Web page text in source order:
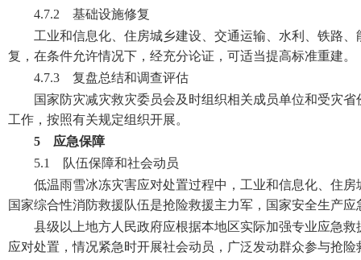
4.7.2 基础设施修复
工业和信息化、住房城乡建设、交通运输、水利、铁路
复，在条件允许情况下，经充分论证，可适当提高标准重建。
4.7.3 复盘总结和调查评估
国家防灾减灾救灾委员会及时组织相关成员单位和受灾
工作，按照有关规定组织开展。
5 应急保障
5.1 队伍保障和社会动员
低温雨雪冰冻灾害应对处置过程中，工业和信息化、住
国家综合性消防救援队伍是抢险救援主力军，国家安全生产
县级以上地方人民政府应根据本地区实际加强专业应急
应对处置，情况紧急时开展社会动员，广泛发动群众参与抢